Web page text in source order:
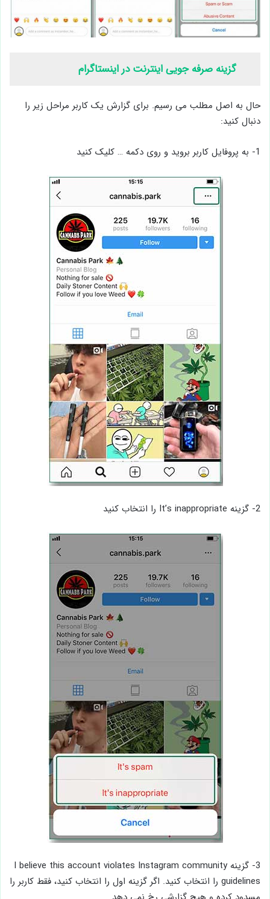
گزینه صرفه جویی اینترنت در اینستاگرام
حال به اصل مطلب می رسیم. برای گزارش یک کاربر مراحل زیر را
دنبال کنید:
1- به پروفایل کاربر بروید و روی دکمه … کلیک کنید
2- گزینه It’s inappropriate را انتخاب کنید
3- گزینه I believe this account violates Instagram community
guidelines را انتخاب کنید. اگر گزینه اول را انتخاب کنید، فقط کاربر را